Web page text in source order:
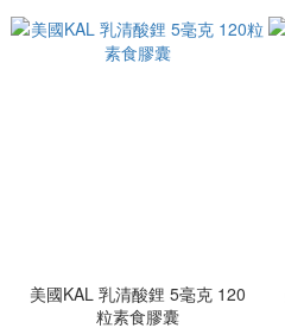
美國KAL 乳清酸鋰 5毫克 120
粒素食膠囊